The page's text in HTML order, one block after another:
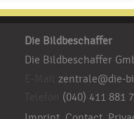
Die Bildbeschaffer
Die Bildbeschaffer
zentrale@die-
(040) 411 881